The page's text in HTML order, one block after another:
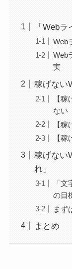
「Web
Web
Web
実
稼げない
【
ない
【
【
稼げない
れ」
「
の目
まず
まとめ